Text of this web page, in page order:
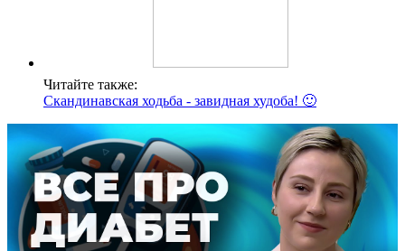
Читайте также:
Скандинавская ходьба - завидная худоба! 🙂